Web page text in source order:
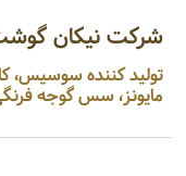
شرکت نیکان
تولید کننده سوسیس،
مایونز، سس گوجه